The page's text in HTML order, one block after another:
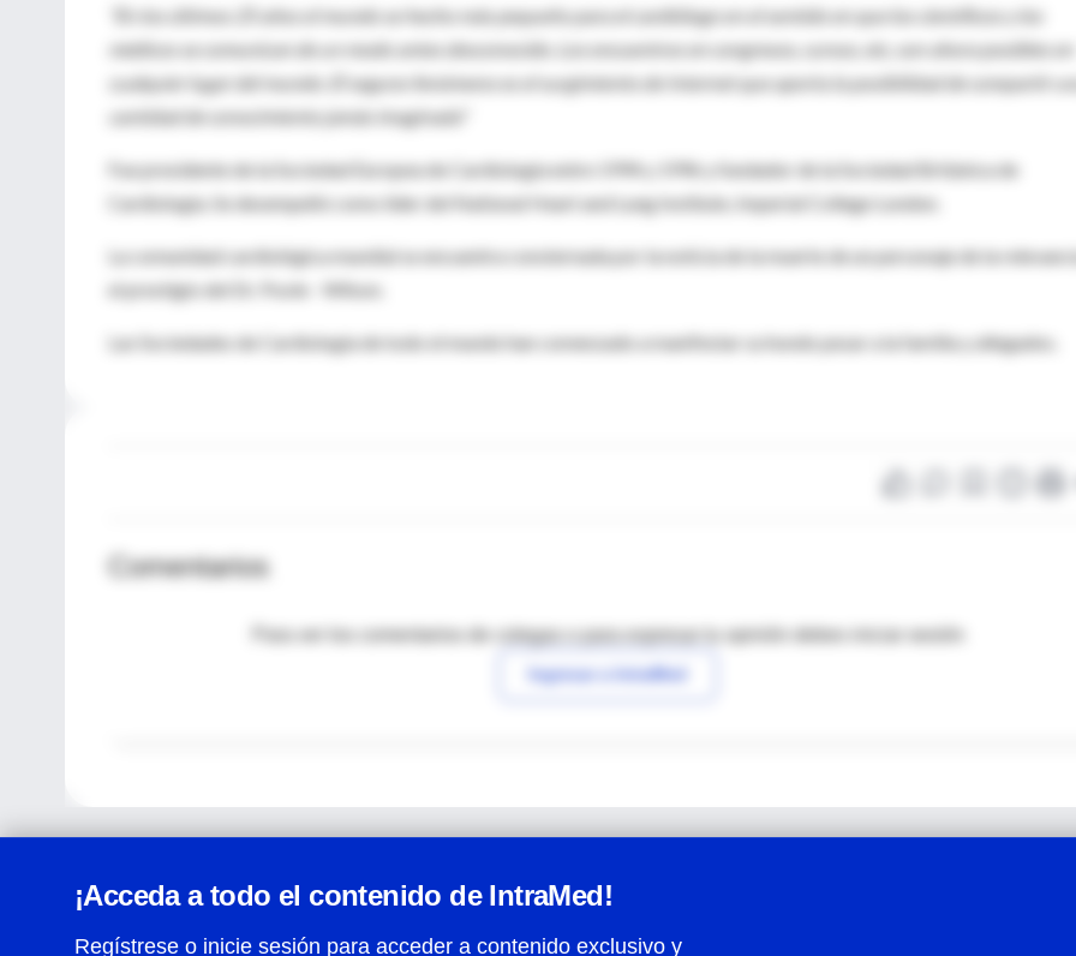
"En los últimos 25 años el mundo se hecho más pequeño para el cardiólogo en el sentido en que los científicos y los
médicos se comunican de un modo antes desconocido. Los encuentros en congresos, cursos, etc, son ahora posibles en
cualquier lugar del mundo. El seguno fenómeno es el surgimiento de Internet que aporta la posibilidad de compartir
cantidad de conocimiento jamás imaginada"
Fue presidente de la Sociedad Europea de Cardiología entre 1994 y 1996 y fundador de la Sociedad Británica de
Cardiología. Se desempeñó como líder del National Heart and Lung Institute, Imperial College London.
La comunidad cardiológica mundial se encuentra consternada por la noticia de la muerte de un personaje de la
el prestigio del Dr. Poole - Wilson.
Las Sociedades de Cardiología de todo el mundo han comenzado a manifestar su hondo pesar a la familia y allegados.
Comentarios
Para ver los comentarios de colegas o para expresar tu opinión debes iniciar sesión
Ingresar a IntraMed
¡Acceda a todo el contenido de IntraMed!
Regístrese o inicie sesión para acceder a contenido exclusivo y